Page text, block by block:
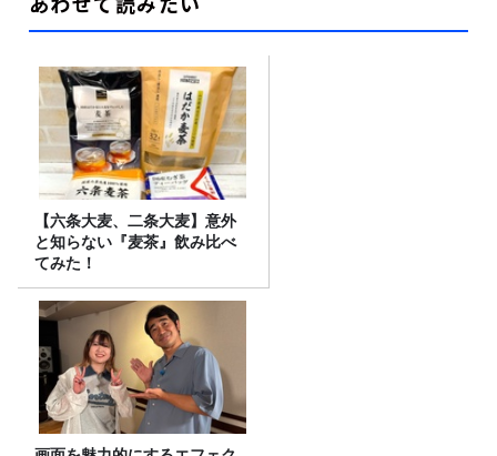
【六条大麦、二条大麦】意外
と知らない『麦茶』飲み比べ
てみた！